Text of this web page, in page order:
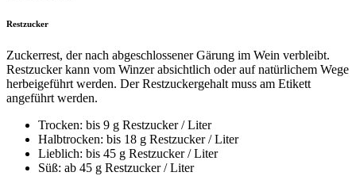
Restzucker
Zuckerrest, der nach abgeschlossener Gärung im Wein verbleibt.
Restzucker kann vom Winzer absichtlich oder auf natürlichem Wege
herbeigeführt werden. Der Restzuckergehalt muss am Etikett
angeführt werden.
Trocken: bis 9 g Restzucker / Liter
Halbtrocken: bis 18 g Restzucker / Liter
Lieblich: bis 45 g Restzucker / Liter
Süß: ab 45 g Restzucker / Liter